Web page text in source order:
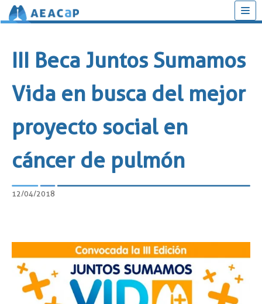
contenido
III Beca Juntos Sumamos
Vida en busca del mejor
proyecto social en
cáncer de pulmón
12/04/2018